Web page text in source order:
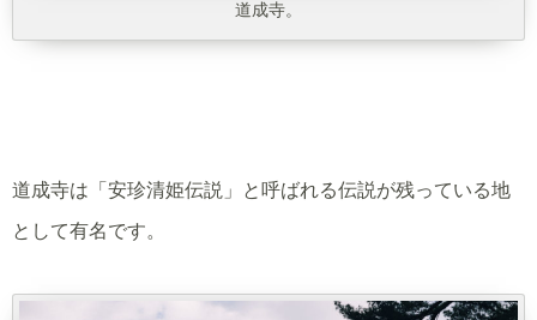
道成寺。
道成寺は「安珍清姫伝説」と呼ばれる伝説が残っている地
として有名です。